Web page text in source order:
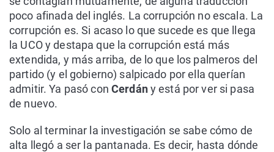
poco afinada del inglés. La corrupción no escala. La
corrupción es. Si acaso lo que sucede es que llega
la UCO y destapa que la corrupción está más
extendida, y más arriba, de lo que los palmeros del
partido (y el gobierno) salpicado por ella querían
admitir. Ya pasó con Cerdány está por ver si pasa
de nuevo.
Solo al terminar la investigación se sabe cómo de
alta llegó a ser la pantanada. Es decir, hasta dónde